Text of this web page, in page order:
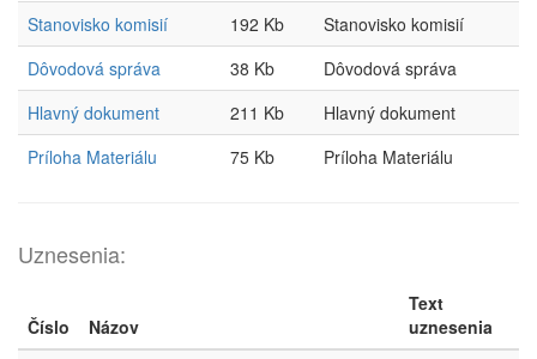
Stanovisko komisií
192 Kb
Stanovisko komisií
Dôvodová správa
38 Kb
Dôvodová správa
Hlavný dokument
211 Kb
Hlavný dokument
Príloha Materiálu
75 Kb Príloha Materiálu
Uznesenia:
Číslo Názov
Text
uznesenia